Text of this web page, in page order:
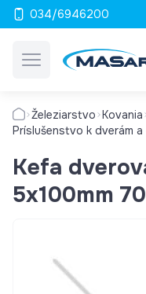
034/6946200
Železiarstvo Kovania
Príslušenstvo k dverám a
Kefa
5x100mm